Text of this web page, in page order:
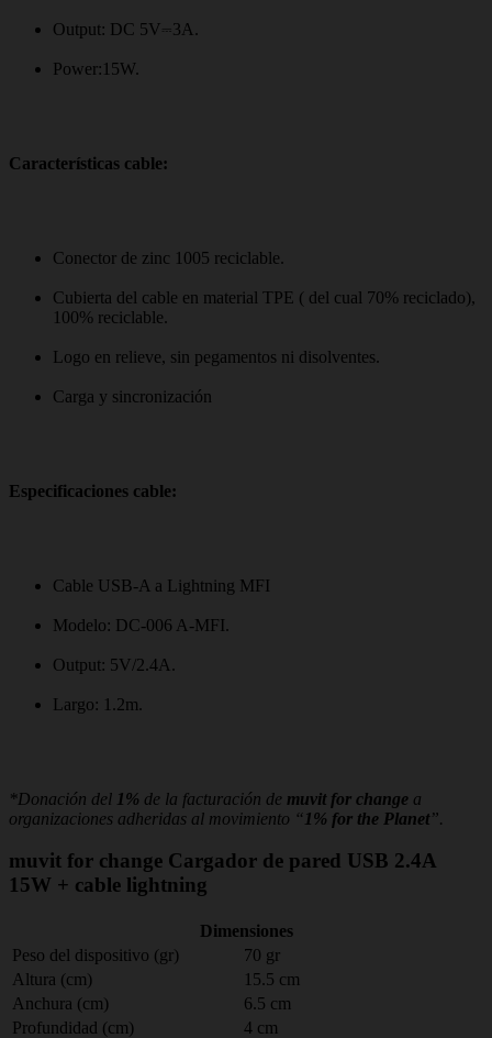
Output: DC 5V⎓3A.
Power:15W.
Características cable:
Conector de zinc 1005 reciclable.
Cubierta del cable en material TPE ( del cual 70% reciclado),
100% reciclable.
Logo en relieve, sin pegamentos ni disolventes.
Carga y sincronización
Especificaciones cable:
Cable USB-A a Lightning MFI
Modelo: DC-006 A-MFI.
Output: 5V/2.4A.
Largo: 1.2m.
*Donación del 1% de la facturación de muvit for change a
organizaciones adheridas al movimiento “ 1% for the Planet”.
muvit for change Cargador de pared USB 2.4A
15W + cable lightning
Dimensiones
Peso del dispositivo (gr)
70 gr
Altura (cm)
15.5 cm
Anchura (cm)
6.5 cm
Profundidad (cm)
4 cm